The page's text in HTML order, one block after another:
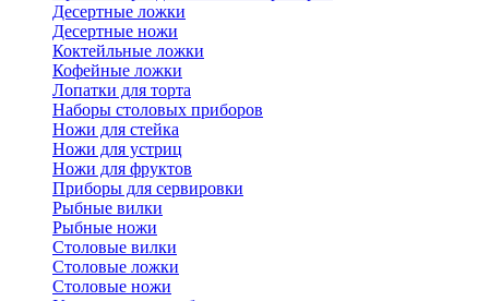
Десертные ложки
Десертные ножи
Коктейльные ложки
Кофейные ложки
Лопатки для торта
Наборы столовых приборов
Ножи для стейка
Ножи для устриц
Ножи для фруктов
Приборы для сервировки
Рыбные вилки
Рыбные ножи
Столовые вилки
Столовые ложки
Столовые ножи